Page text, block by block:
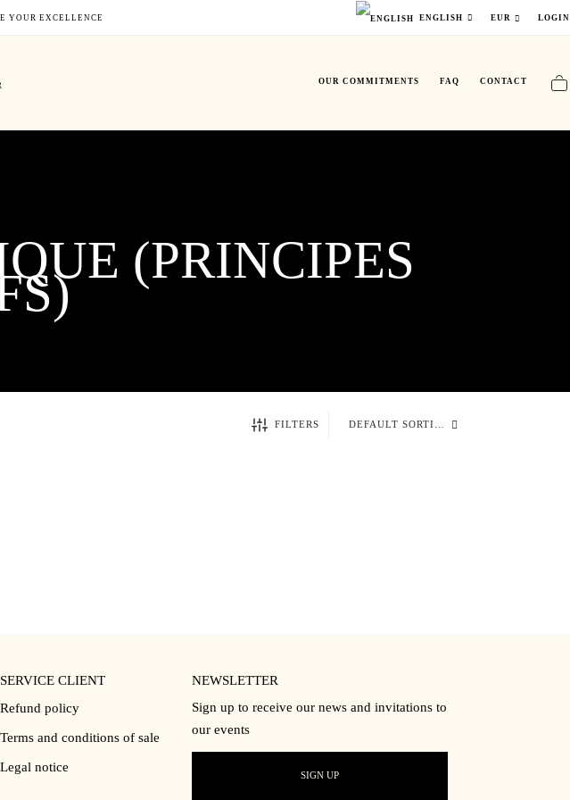
YOUR EXCELLENCE ENGLISH EUR LOGIN
OUR COMMITMENTS FAQ CONTACT
(PRINCIPES
FILTERS
SERVICE CLIENT
Refund policy
Terms and conditions of sale
Legal notice
NEWSLETTER
Sign up to receive our news and invitations to
our events